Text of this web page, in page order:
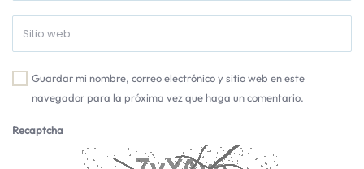
Guardar mi nombre, correo electrónico y sitio web en este
navegador para la próxima vez que haga un comentario.
Recaptcha